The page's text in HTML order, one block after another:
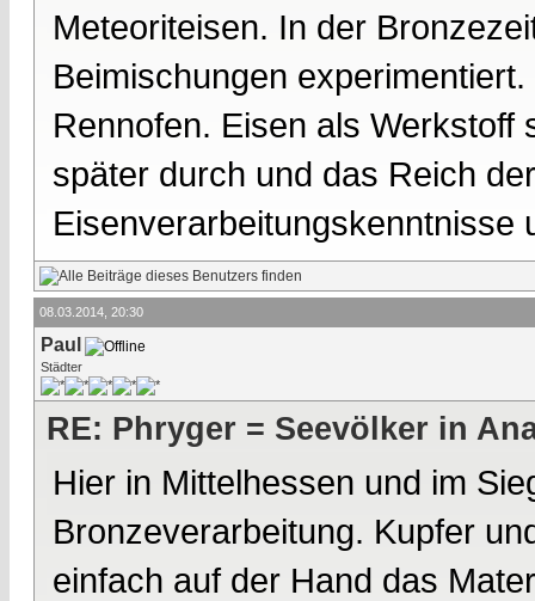
Meteoriteisen. In der
Beimischungen
Rennofen. Eisen als
später durch und das Reich
Eisenverarbeitungskenntnisse
08.03.2014, 20:30
Paul
Städter
RE: Phryger = Seevölker in
Hier in Mittelhessen und im
Bronzeverarbeitung. Kupfer
einfach auf der Hand das